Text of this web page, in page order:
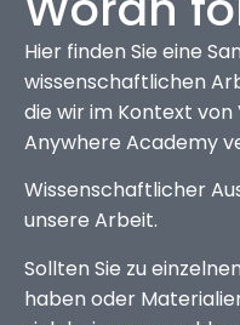
Hier finden Sie eine
wissenschaftlichen
die wir im Kontext von
Anywhere Academy
Wissenschaftlicher
unsere Arbeit.
Sollten Sie zu
haben oder